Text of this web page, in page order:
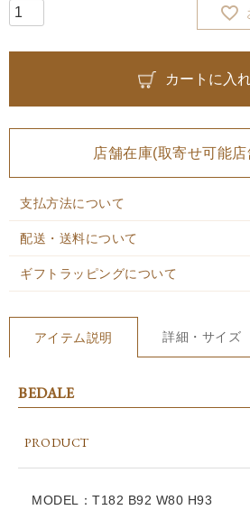
カートに入
店舗在庫(取寄せ可能
支払方法について
配送・送料について
ギフトラッピングについて
アイテム説明 詳細・サイズ
BEDALE
PRODUCT
MODEL：T182 B92 W80 H93